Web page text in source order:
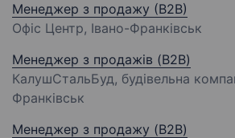
Менеджер з продажу (В2В)
Офіс Центр, Івано-Франківськ
Менеджер з продажів (B2B)
КалушСтальБуд, будівельна
Франківськ
Менеджер з продажу (B2B)